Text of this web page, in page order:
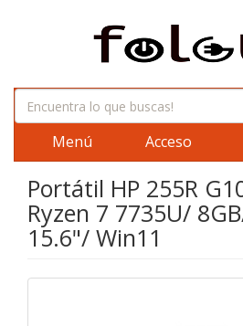
Menú Acceso
Portátil HP 255R
Ryzen 7 7735U/
15.6"/ Win11